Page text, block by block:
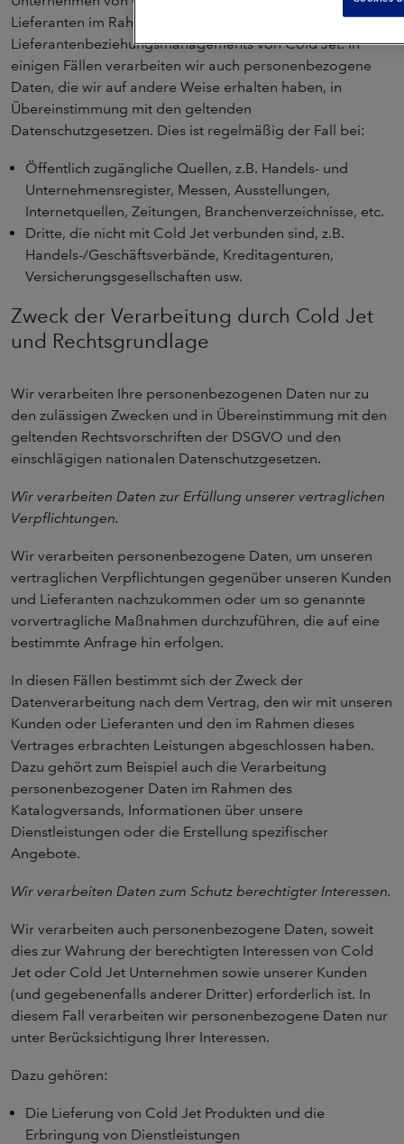
Lieferanten im Rahmen des
Lieferantenbeziehungsmanagements von Cold Jet. In
einigen Fällen verarbeiten wir auch personenbezogene
Daten, die wir auf andere Weise erhalten haben, in
Übereinstimmung mit den geltenden
Datenschutzgesetzen. Dies ist regelmäßig der Fall bei:
Öffentlich zugängliche Quellen, z.B. Handels- und
Unternehmensregister, Messen, Ausstellungen,
Internetquellen, Zeitungen, Branchenverzeichnisse, etc.
Dritte, die nicht mit Cold Jet verbunden sind, z.B.
Handels-/Geschäftsverbände, Kreditagenturen,
Versicherungsgesellschaften usw.
Zweck der Verarbeitung durch Cold Jet
und Rechtsgrundlage
Wir verarbeiten Ihre personenbezogenen Daten nur zu
den zulässigen Zwecken und in Übereinstimmung mit den
geltenden Rechtsvorschriften der DSGVO und den
einschlägigen nationalen Datenschutzgesetzen.
Wir verarbeiten Daten zur Erfüllung unserer vertraglichen
Verpflichtungen.
Wir verarbeiten personenbezogene Daten, um unseren
vertraglichen Verpflichtungen gegenüber unseren Kunden
und Lieferanten nachzukommen oder um so genannte
vorvertragliche Maßnahmen durchzuführen, die auf eine
bestimmte Anfrage hin erfolgen.
In diesen Fällen bestimmt sich der Zweck der
Datenverarbeitung nach dem Vertrag, den wir mit unseren
Kunden oder Lieferanten und den im Rahmen dieses
Vertrages erbrachten Leistungen abgeschlossen haben.
Dazu gehört zum Beispiel auch die Verarbeitung
personenbezogener Daten im Rahmen des
Katalogversands, Informationen über unsere
Dienstleistungen oder die Erstellung spezifischer
Angebote.
Wir verarbeiten Daten zum Schutz berechtigter Interessen.
Wir verarbeiten auch personenbezogene Daten, soweit
dies zur Wahrung der berechtigten Interessen von Cold
Jet oder Cold Jet Unternehmen sowie unserer Kunden
(und gegebenenfalls anderer Dritter) erforderlich ist. In
diesem Fall verarbeiten wir personenbezogene Daten nur
unter Berücksichtigung Ihrer Interessen.
Dazu gehören:
Die Lieferung von Cold Jet Produkten und die
Erbringung von Dienstleistungen